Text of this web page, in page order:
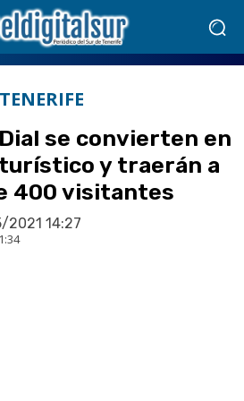
TENERIFE
se convierten en
y traerán a
400 visitantes
14:27